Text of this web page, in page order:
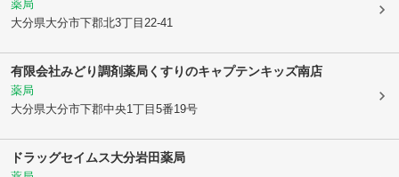
薬局
大分県大分市下郡北3丁目22-41
有限会社みどり調剤薬局くすりのキャプテンキッズ南店
薬局
大分県大分市下郡中央1丁目5番19号
ドラッグセイムス大分岩田薬局